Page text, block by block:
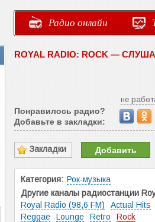
Радио онлайн
ROYAL RADIO: ROCK —
не
Понравилось радио?
Добавьте в закладки:
Закладки Добавить
Категория: Рок-музыка
Другие каналы радиостанции
Royal Radio (98,6 FM)
Actual Hits
Reggae
Lounge Retro Rock